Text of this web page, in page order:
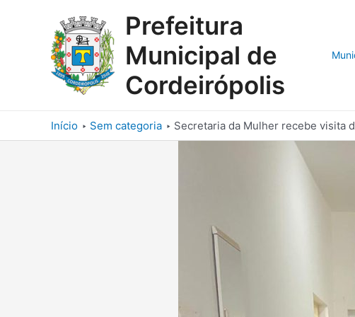
Prefeitura
Municipal de
Cordeirópolis
Início Sem categoria Secretaria da Mulher recebe visita